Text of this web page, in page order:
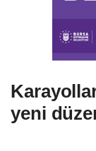
yeni